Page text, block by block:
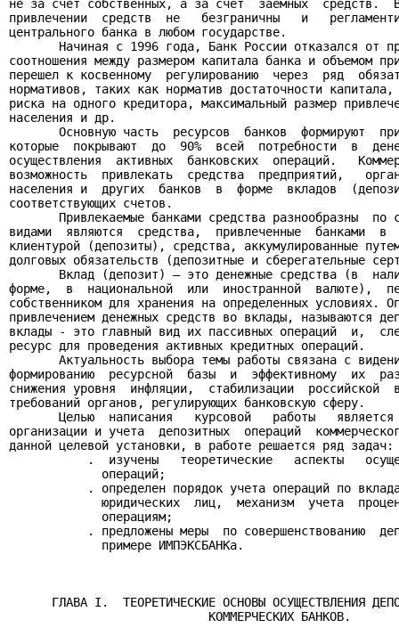
не за счет собственных, а за счет  заемных  средств.
привлечении  средств  не   безграничны   и
центрального банка в любом государстве.
Начиная с 1996 года, Банк России отказался от
соотношения между размером капитала банка и объемом
перешел к косвенному  регулированию  через  ряд
нормативов, таких как норматив достаточности
риска на одного кредитора, максимальный размер
населения и др.
Основную часть  ресурсов  банков  формируют
которые  покрывают  до  90%  всей  потребности  в
осуществления  активных  банковских  операций.
возможность  привлекать  средства  предприятий,
населения и  других  банков  в  форме  вкладов
соответствующих счетов.
Привлекаемые банками средства разнообразны  по
видами  являются  средства,  привлеченные  банками
клиентурой (депозиты), средства, аккумулированные
долговых обязательств (депозитные и сберегательные
Вклад (депозит) – это денежные средства (в
форме,  в  национальной  или  иностранной  валюте),
собственником для хранения на определенных условиях.
привлечением денежных средств во вклады, называются
вклады - это главный вид их пассивных операций  и,
ресурс для проведения активных кредитных операций.
Актуальность выбора темы работы связана с
формированию  ресурсной  базы  и  эффективному  их
снижения уровня  инфляции,  стабилизации  российской
требований органов, регулирующих банковскую сферу.
Целью  написания   курсовой   работы
организации и учета  депозитных  операций
данной целевой установки, в работе решается ряд задач:
.  изучены   теоретические   аспекты
             операций;
. определен порядок учета операций по
юридических  лиц,  механизм  учета
             операциям;
. предложены меры  по совершенствованию
             примере ИМПЭКСБАНКа.
ГЛАВА I.  ТЕОРЕТИЧЕСКИЕ ОСНОВЫ ОСУЩЕСТВЛЕНИЯ
                            КОММЕРЧЕСКИХ БАНКОВ.